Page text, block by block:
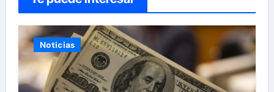
Noticias